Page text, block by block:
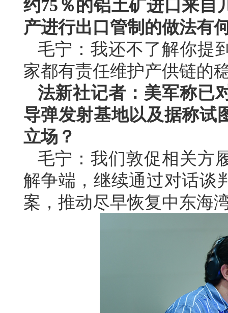
约75％的铝土矿进口来自
产进行出口管制的做法有
毛宁：我还不了解你提
家都有责任维护产供链的
法新社记者：美军称已
导弹发射基地以及据称试
立场？
毛宁：我们敦促相关方
解争端，继续通过对话谈
案，推动尽早恢复中东海